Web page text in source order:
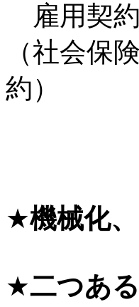
雇用契
（社会保
約）
★機械化
★二つあ